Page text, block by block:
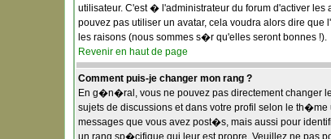
utilisateur. C'est � l'administrateur du forum d'activer
pouvez pas utiliser un avatar, cela voudra alors dire
les raisons (nous sommes s�r qu'elles seront bonnes !).
Revenir en haut de page
Comment puis-je changer mon rang ?
En g�n�ral, vous ne pouvez pas directement changer
sujets de discussions et dans votre profil selon le
messages que vous avez post�s, mais aussi pour
un rang sp�cifique qui leur est propre. Veuillez ne pas